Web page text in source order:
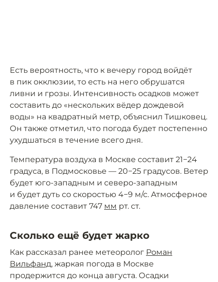
Есть вероятность, что к вечеру город войдёт
в пик окклюзии, то есть на него обрушатся
ливни и грозы. Интенсивность осадков может
составить до «нескольких вёдер дождевой
воды» на квадратный метр, объяснил Тишковец.
Он также отметил, что погода будет постепенно
ухудшаться в течение всего дня.
Температура воздуха в Москве составит 21−24
градуса, в Подмосковье — 20−25 градусов. Ветер
будет юго-западным и северо-западным
и будет дуть со скоростью 4−9 м/с. Атмосферное
давление составит 747 мм рт. ст.
Сколько ещё будет жарко
Как рассказал ранее метеоролог Роман
Вильфанд, жаркая погода в Москве
продержится до конца августа. Осадки